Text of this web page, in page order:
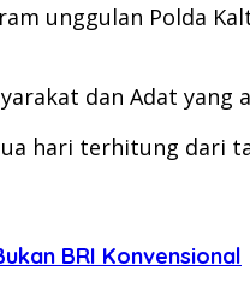
unggulan Polda
dan Adat yang
hari terhitung dari
BRI Konvensional